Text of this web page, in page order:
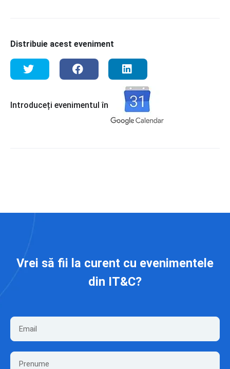
Distribuie acest eveniment
Introduceți evenimentul în
Vrei să fii la curent cu evenimentele
din IT&C?